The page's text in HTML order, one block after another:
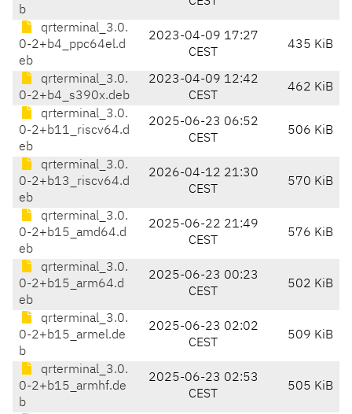
b
qrterminal_3.0.
0-2+b4_ppc64el.d
eb
2023-04-09 17:27
CEST
435 KiB
qrterminal_3.0.
0-2+b4_s390x.deb
2023-04-09 12:42
CEST
462 KiB
qrterminal_3.0.
0-2+b11_riscv64.d
eb
2025-06-23 06:52
CEST
506 KiB
qrterminal_3.0.
0-2+b13_riscv64.d
eb
2026-04-12 21:30
CEST
570 KiB
qrterminal_3.0.
0-2+b15_amd64.d
eb
2025-06-22 21:49
CEST
576 KiB
qrterminal_3.0.
0-2+b15_arm64.d
eb
2025-06-23 00:23
CEST
502 KiB
qrterminal_3.0.
0-2+b15_armel.de
b
2025-06-23 02:02
CEST
509 KiB
qrterminal_3.0.
0-2+b15_armhf.de
b
2025-06-23 02:53
CEST
505 KiB